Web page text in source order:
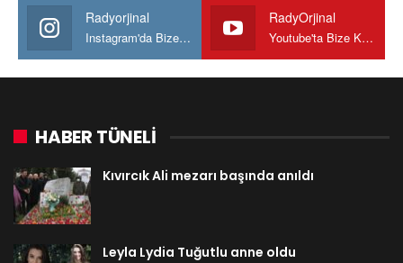
Radyorjinal
Instagram'da Bize katılın
RadyOrjinal
Youtube'ta Bize Katılın
HABER TÜNELİ
Kıvırcık Ali mezarı başında anıldı
Leyla Lydia Tuğutlu anne oldu